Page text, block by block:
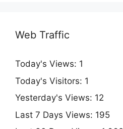
Web Traffic
Today's Views: 1
Today's Visitors: 1
Yesterday's Views: 12
Last 7 Days Views: 195